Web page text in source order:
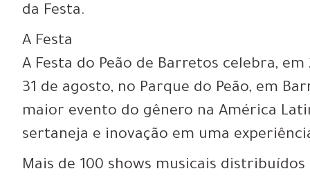
da Festa.
A Festa
A Festa do Peão de Barretos celebra,
31 de agosto, no Parque do Peão, em
maior evento do gênero na América
sertaneja e inovação em uma
Mais de 100 shows musicais